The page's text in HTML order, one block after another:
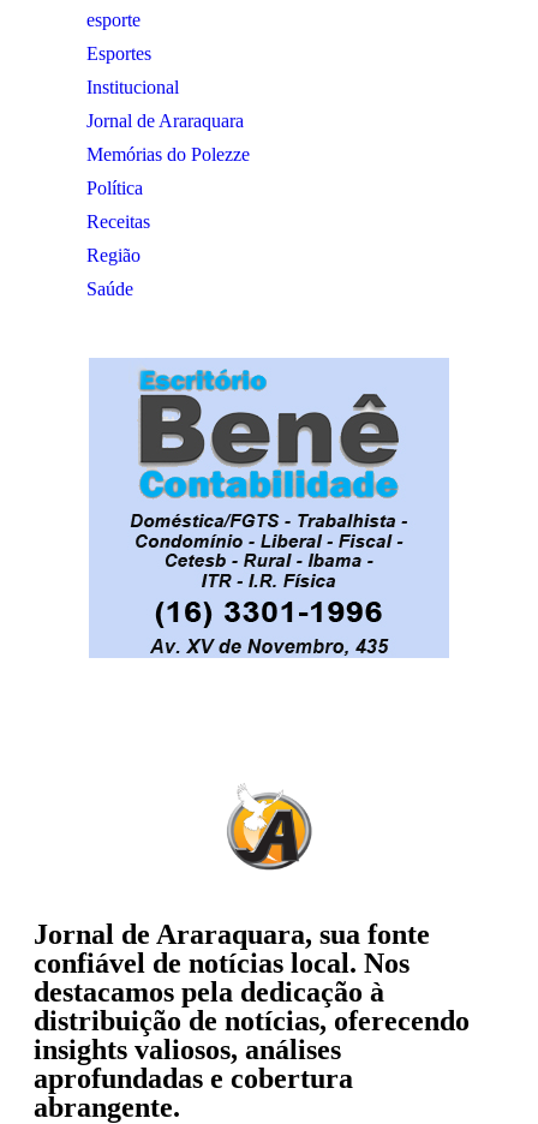
esporte
Esportes
Institucional
Jornal de Araraquara
Memórias do Polezze
Política
Receitas
Região
Saúde
Jornal de Araraquara, sua fonte
confiável de notícias local. Nos
destacamos pela dedicação à
distribuição de notícias, oferecendo
insights valiosos, análises
aprofundadas e cobertura
abrangente.